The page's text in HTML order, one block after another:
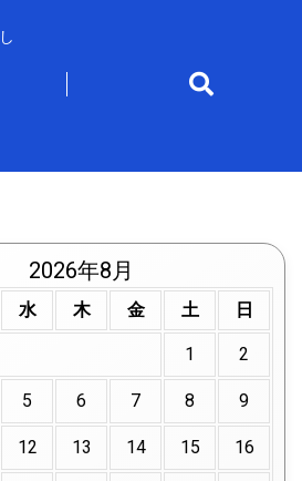
2026年8月
水 木 金 土 日
1 2
5 6 7 8 9
12 13 14 15 16